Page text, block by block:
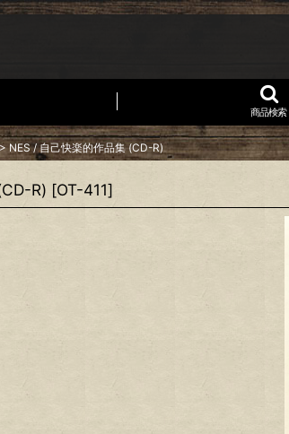
商品検索
> NES / 自己快楽的作品集 (CD-R)
R) [OT-411]